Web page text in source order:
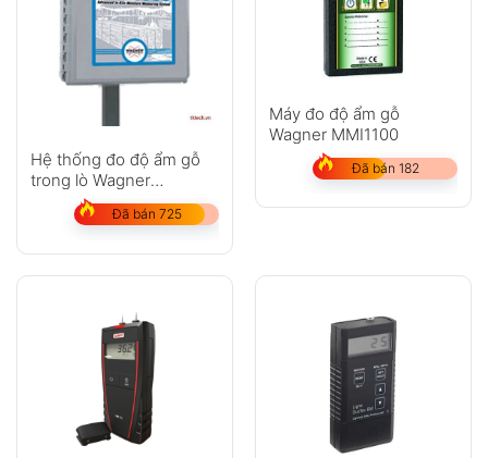
Anh Chị
Hệ thống đo độ ẩm gỗ
trong lò Wagner
MC4000
Đã bán 725
Máy đo độ ẩm gỗ
Wagner MMI1100
Đã bán 182